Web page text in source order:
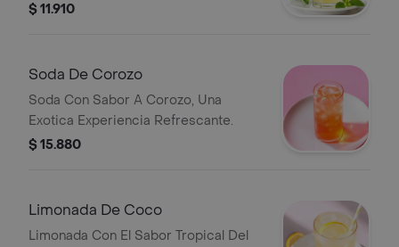
$ 11.910
Soda De Corozo
Soda Con Sabor A Corozo, Una
Exotica Experiencia Refrescante.
$ 15.880
Limonada De Coco
Limonada Con El Sabor Tropical Del